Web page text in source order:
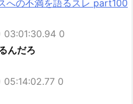
への不満を語るスレ part100
0
んだろ
0